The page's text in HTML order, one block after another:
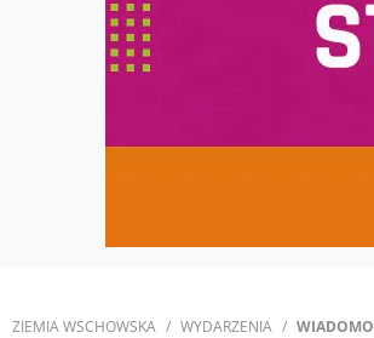
ZIEMIA WSCHOWSKA WYDARZENIA